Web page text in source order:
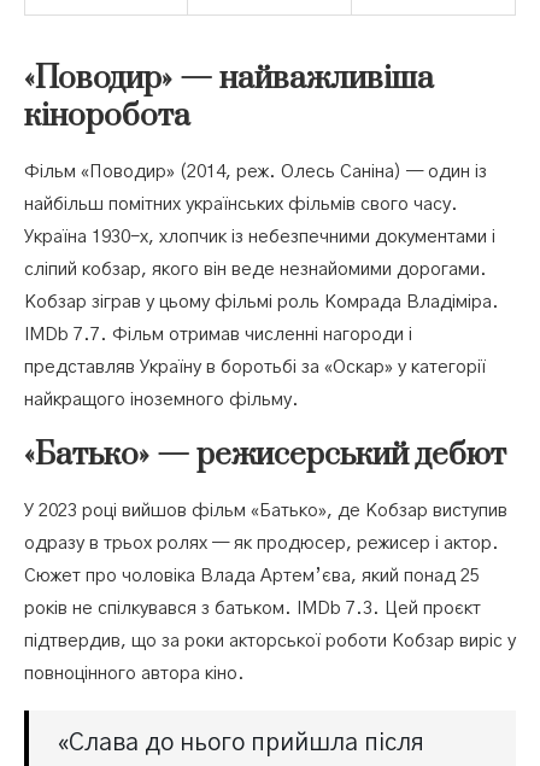
«Поводир» — найважливіша
кіноробота
Фільм «Поводир» (2014, реж. Олесь Саніна) — один із
найбільш помітних українських фільмів свого часу.
Україна 1930-х, хлопчик із небезпечними документами і
сліпий кобзар, якого він веде незнайомими дорогами.
Кобзар зіграв у цьому фільмі роль Комрада Владіміра.
IMDb 7.7. Фільм отримав численні нагороди і
представляв Україну в боротьбі за «Оскар» у категорії
найкращого іноземного фільму.
«Батько» — режисерський дебют
У 2023 році вийшов фільм «Батько», де Кобзар виступив
одразу в трьох ролях — як продюсер, режисер і актор.
Сюжет про чоловіка Влада Артем’єва, який понад 25
років не спілкувався з батьком. IMDb 7.3. Цей проєкт
підтвердив, що за роки акторської роботи Кобзар виріс у
повноцінного автора кіно.
«Слава до нього прийшла після